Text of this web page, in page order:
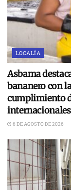
LOCALÍA
Asbama
bananero con
cumplimiento
internacionales
6 DE AGOSTO DE 2026